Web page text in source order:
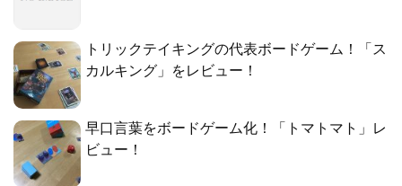
トリックテイキングの代表ボードゲーム！「ス
カルキング」をレビュー！
早口言葉をボードゲーム化！「トマトマト」レ
ビュー！